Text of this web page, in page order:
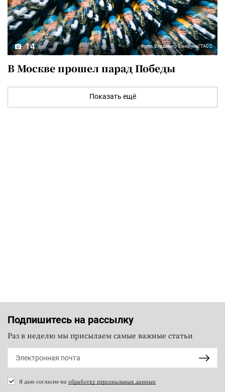
14 Фото: Владимир Смирнов/ТАСС
В Москве прошел парад Победы
Показать ещё
Подпишитесь на рассылку
Раз в неделю мы присылаем самые важные статьи
Я даю согласие на обработку персональных данных